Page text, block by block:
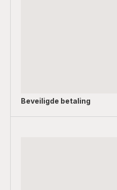
Beveiligde betaling